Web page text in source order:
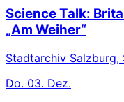
Science Talk:
„Am Weiher“
Stadtarchiv
Do. 03. Dez.